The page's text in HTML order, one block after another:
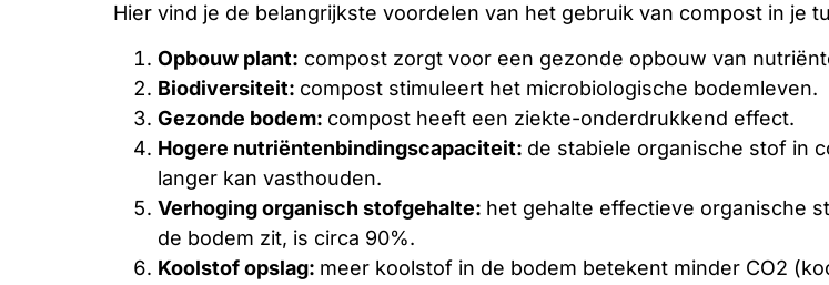
Hier vind je de belangrijkste voordelen van het gebruik van compost in je
Opbouw plant: compost zorgt voor een gezonde opbouw van
Biodiversiteit: compost stimuleert het microbiologische bodemleven.
Gezonde bodem: compost heeft een ziekte-onderdrukkend effect.
Hogere nutriëntenbindingscapaciteit: de stabiele organische stof in
langer kan vasthouden.
Verhoging organisch stofgehalte: het gehalte effectieve organische
de bodem zit, is circa 90%.
Koolstof opslag: meer koolstof in de bodem betekent minder CO2